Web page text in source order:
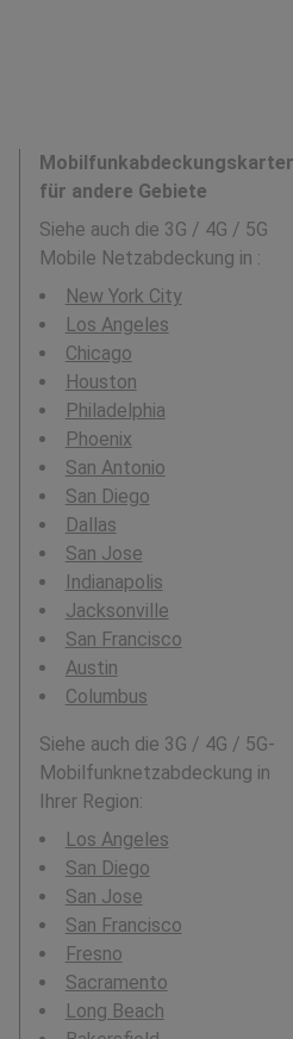
für andere Gebiete
Siehe auch die 3G / 4G / 5G
Mobile Netzabdeckung in :
New York City
Los Angeles
Chicago
Houston
Philadelphia
Phoenix
San Antonio
San Diego
Dallas
San Jose
Indianapolis
Jacksonville
San Francisco
Austin
Columbus
Siehe auch die 3G / 4G / 5G-
Mobilfunknetzabdeckung in
Ihrer Region:
Los Angeles
San Diego
San Jose
San Francisco
Fresno
Sacramento
Long Beach